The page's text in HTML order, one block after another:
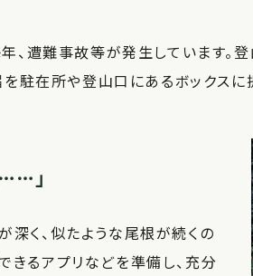
、遭難事故等が発生しています
駐在所や登山口にあるボックスに
」
く、似たような尾根が続くの
るアプリなどを準備し、充分